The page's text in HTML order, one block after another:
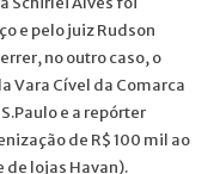
e pelo juiz Rudson
no outro caso, o
Vara Cível da Comarca
e a repórter
de R$ 100 mil ao
de lojas Havan).